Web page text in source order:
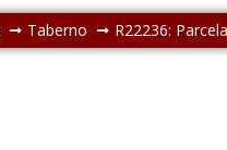
Taberno R22236: